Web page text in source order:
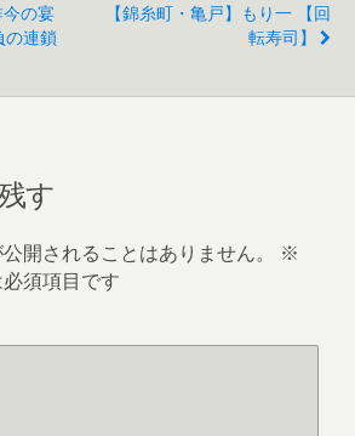
の宴
の連鎖
【錦糸町・亀戸】もり一 【回
転寿司】
す
開されることはありません。
※
須項目です